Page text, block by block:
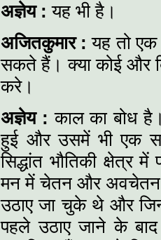
अज्ञेय : यह भी है।
अजितकुमार : यह तो
सकते हैं। क्या कोई और
करे।
अज्ञेय : काल का बोध
हुई और उसमें भी एक
सिद्धांत भौतिकी
मन में चेतन और अवचेतन
उठाए जा चुके थे और
पहले उठाए जाने के